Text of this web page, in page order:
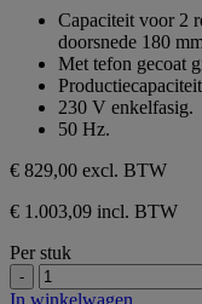
sterren.
Capaciteit voor 2
doorsnede 180
Met tefon gecoat
230 V enkelfasig.
50 Hz.
€ 829,00 excl. BTW
€ 1.003,09 incl. BTW
Per stuk
-
In winkelwagen